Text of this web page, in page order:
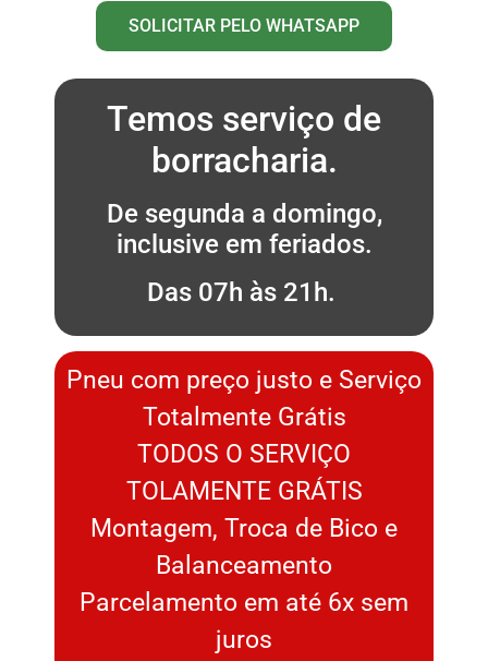
SOLICITAR PELO WHATSAPP
Temos serviço de
borracharia.
De segunda a domingo,
inclusive em feriados.
Das 07h às 21h.
Pneu com preço justo e Serviço
Totalmente Grátis
TODOS O SERVIÇO
TOLAMENTE GRÁTIS
Montagem, Troca de Bico e
Balanceamento
Parcelamento em até 6x sem
juros